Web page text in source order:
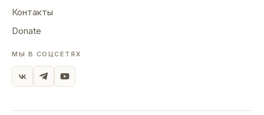
Контакты
Donate
МЫ В СОЦСЕТЯХ